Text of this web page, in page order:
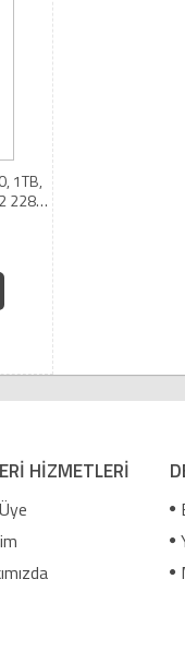
1TB,
2280,
HİZMETLERİ